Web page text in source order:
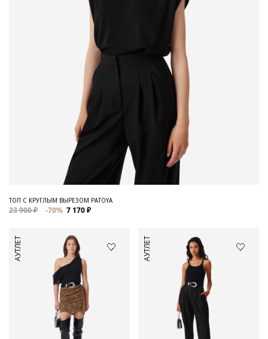
ТОП С КРУГЛЫМ ВЫРЕЗОМ PATOYA
23 900 ₽ -70% 7 170 ₽
АУТЛЕТ АУТЛЕТ